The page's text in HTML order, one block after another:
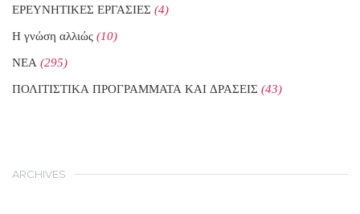
ΕΡΕΥΝΗΤΙΚΕΣ ΕΡΓΑΣΙΕΣ (4)
Η γνώση αλλιώς (10)
ΝΕΑ (295)
ΠΟΛΙΤΙΣΤΙΚΑ ΠΡΟΓΡΑΜΜΑΤΑ ΚΑΙ ΔΡΑΣΕΙΣ (43)
ARCHIVES